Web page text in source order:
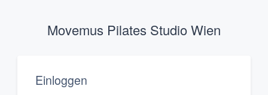
Movemus Pilates Studio Wien
Einloggen